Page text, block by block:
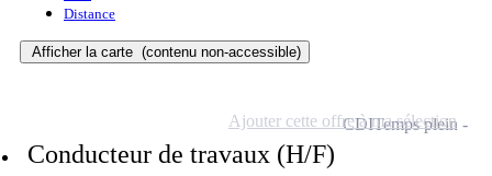
Distance
Afficher la carte (contenu non-accessible)
Conducteur de travaux (H/F)
CDITemps plein
Ajouter cette offre à ma sélection